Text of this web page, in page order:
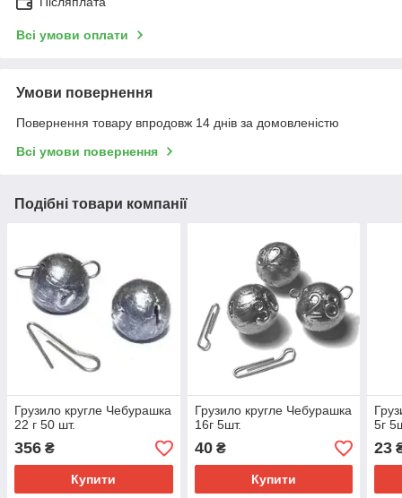
Всі умови оплати
Умови повернення
Повернення товару впродовж 14 днів за домовленістю
Всі умови повернення
Подібні товари компанії
Грузило кругле Чебурашка
22 г 50 шт.
356 ₴
Купити
Грузило кругле Чебурашка
16г 5шт.
40₴
Купити
5г
23